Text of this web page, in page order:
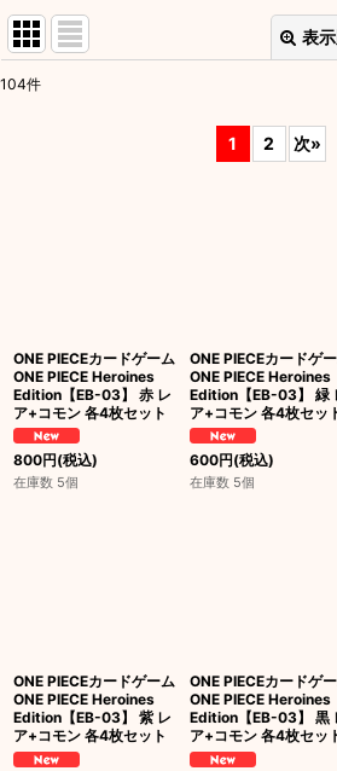
表
104件
1 2 次»
ONE PIECEカードゲーム
ONE PIECE Heroines
Edition【EB-03】 赤 レ
ア+コモン 各4枚セット
800円(税込)
在庫数 5個
ONE PIECEカードゲ
ONE PIECE Heroines
Edition【EB-03】 緑
ア+コモン 各4枚セッ
600円(税込)
在庫数 5個
ONE PIECEカードゲーム
ONE PIECE Heroines
Edition【EB-03】 紫 レ
ア+コモン 各4枚セット
ONE PIECEカードゲ
ONE PIECE Heroines
Edition【EB-03】 黒
ア+コモン 各4枚セッ